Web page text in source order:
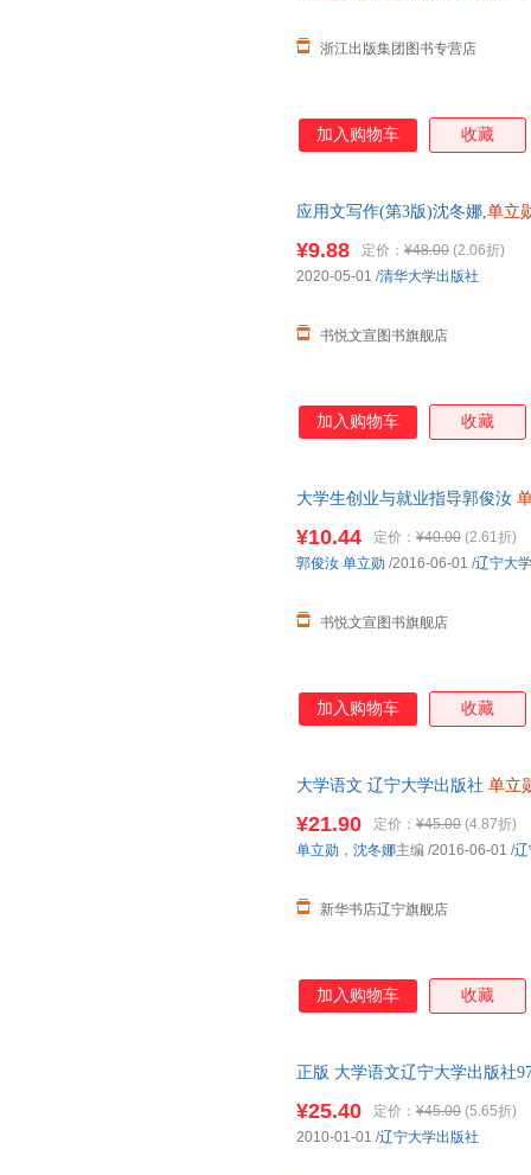
浙江出版集团图书专营店
加入购物车 收藏
应用文写作(第3版)沈冬娜,单立
¥9.88 定价： ¥48.00 (2.06折)
书悦文宣图书旗舰店
2020-05-01 /清华大学出版社
加入购物车 收藏
大学生创业与就业指导郭俊汝
¥10.44 定价： ¥40.00 (2.61折)
书悦文宣图书旗舰店
郭俊汝 单立勋 /2016-06-01 /辽宁大
加入购物车 收藏
大学语文 辽宁大学出版社 单立
¥21.90 定价： ¥45.00 (4.87折)
新华书店辽宁旗舰店
单立勋 ， 沈冬娜主编 /2016-06-01 /
加入购物车 收藏
正版 大学语文辽宁大学出版社
¥25.40 定价： ¥45.00 (5.65折)
2010-01-01 /辽宁大学出版社